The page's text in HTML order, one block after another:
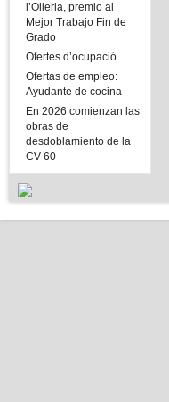
l’Olleria, premio al
Mejor Trabajo Fin de
Grado
Ofertes d’ocupació
Ofertas de empleo:
Ayudante de cocina
En 2026 comienzan las
obras de
desdoblamiento de la
CV-60